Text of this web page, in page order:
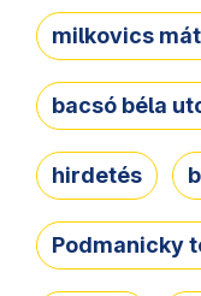
milkovics
bacsó béla
hirdetés
Podmanicky